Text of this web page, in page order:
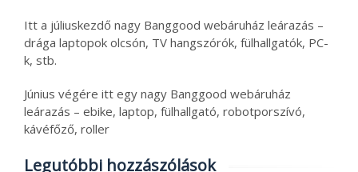
Itt a júliuskezdő nagy Banggood webáruház leárazás –
drága laptopok olcsón, TV hangszórók, fülhallgatók, PC-
k, stb.
Június végére itt egy nagy Banggood webáruház
leárazás – ebike, laptop, fülhallgató, robotporszívó,
kávéfőző, roller
Legutóbbi hozzászólások